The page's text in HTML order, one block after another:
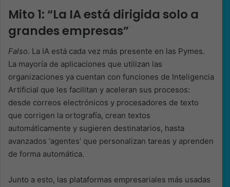
Mito 1: “La IA está dirigida solo a
grandes empresas”
Falso. La IA está cada vez más presente en las Pymes.
La mayoría de aplicaciones que utilizan las
organizaciones ya cuentan con funciones de Inteligencia
Artificial que les facilitan y aceleran sus procesos:
desde correos electrónicos y procesadores de texto
que corrigen la ortografía, crean textos
automáticamente y sugieren destinatarios, hasta
avanzados ‘agentes’ que personalizan tareas y aprenden
de forma automática.
Junto a esto, las plataformas empresariales más usadas